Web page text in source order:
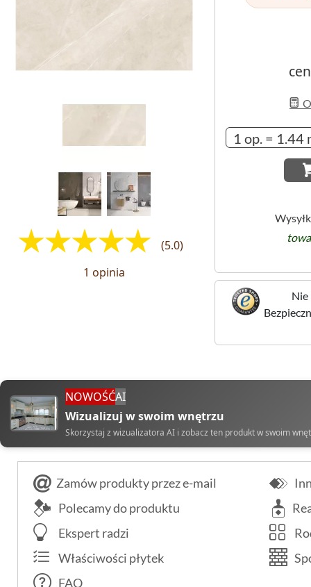
(5.0)
1 opinia
Nie
NOWOŚĆAI
Wizualizuj w swoim wnętrzu
Skorzystaj z wizualizatora AI i zobacz ten produkt w swoim
Zamów produkty przez e-mail
Polecamy do produktu
Ekspert radzi
Właściwości płytek
FAQ